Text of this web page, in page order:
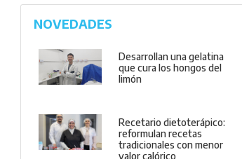
NOVEDADES
Desarrollan una gelatina
que cura los hongos del
limón
Recetario dietoterápico:
reformulan recetas
tradicionales con menor
valor calórico